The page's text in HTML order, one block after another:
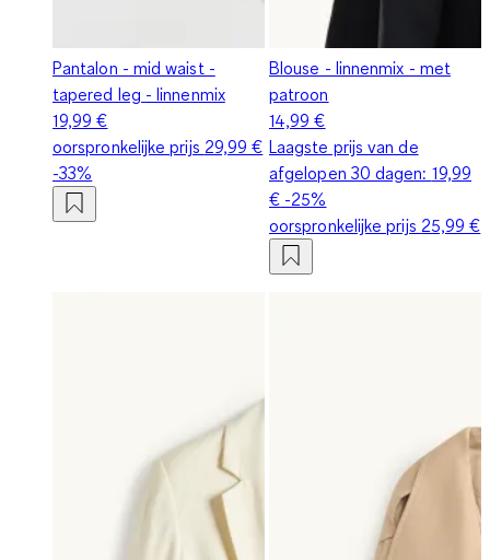
Pantalon - mid waist -
tapered leg - linnenmix
19,99 €
oorspronkelijke prijs 29,99 €
-33%
Blouse - linnenmix - met
patroon
14,99 €
Laagste prijs van de
afgelopen 30 dagen: 19,99
€ -25%
oorspronkelijke prijs 25,99 €